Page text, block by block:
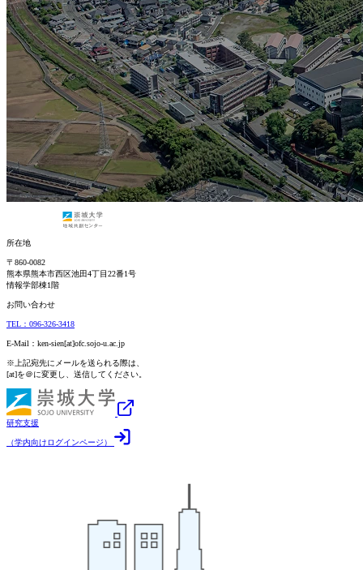
所在地
〒860-0082
熊本県熊本市西区池田4丁目22番1号
情報学部棟1階
お問い合わせ
TEL：096-326-3418
E-Mail：ken-sien[at]ofc.sojo-u.ac.jp
※上記宛先にメールを送られる際は、
[at]を＠に変更し、送信してください。
研究支援
（学内向けログインページ）